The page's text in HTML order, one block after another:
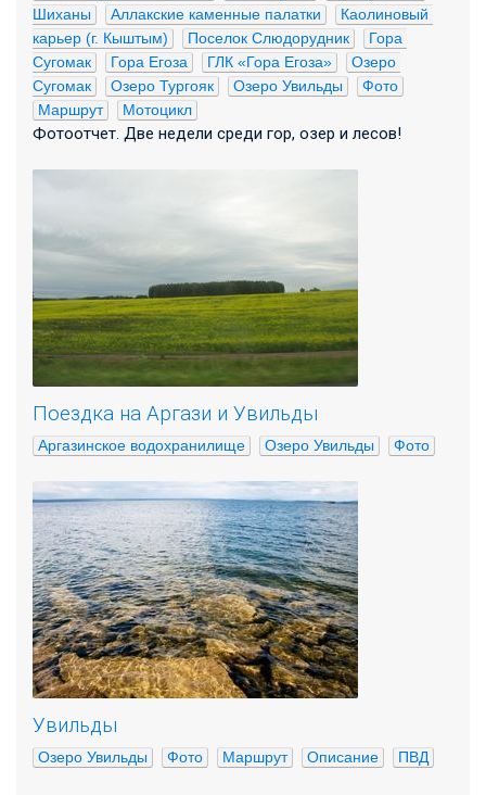
Шиханы
Аллакские каменные палатки
Каолиновый
карьер (г. Кыштым)
Поселок Слюдорудник
Гора
Сугомак
Гора Егоза ГЛК «Гора Егоза»
Озеро
Сугомак
Озеро Тургояк Озеро Увильды
Фото
Маршрут
Мотоцикл
Фотоотчет. Две недели среди гор, озер и лесов!
Поездка на Аргази и Увильды
Аргазинское водохранилище Озеро Увильды Фото
Увильды
Озеро Увильды Фото Маршрут Описание ПВД